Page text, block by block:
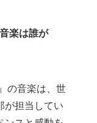
楽は誰が
の音楽は、世
が担当してい